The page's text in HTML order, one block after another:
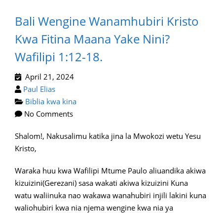
Bali Wengine Wanamhubiri Kristo
Kwa Fitina Maana Yake Nini?
Wafilipi 1:12-18.
April 21, 2024
Paul Elias
Biblia kwa kina
No Comments
Shalom!, Nakusalimu katika jina la Mwokozi wetu Yesu
Kristo,
Waraka huu kwa Wafilipi Mtume Paulo aliuandika akiwa
kizuizini(Gerezani) sasa wakati akiwa kizuizini Kuna
watu waliinuka nao wakawa wanahubiri injili lakini kuna
waliohubiri kwa nia njema wengine kwa nia ya